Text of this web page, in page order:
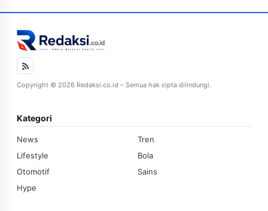
Copyright © 2026 Redaksi.co.id – Semua hak cipta dilindungi.
Kategori
News
Tren
Lifestyle
Bola
Otomotif
Sains
Hype